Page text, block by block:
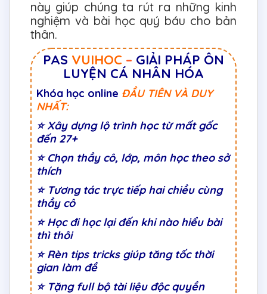
này giúp chúng ta rút ra những kinh
nghiệm và bài học quý báu cho bản
thân.
PAS VUIHOC – GIẢI PHÁP ÔN
LUYỆN CÁ NHÂN HÓA
Khóa học online ĐẦU TIÊN VÀ DUY
NHẤT:
⭐Xây dựng lộ trình học từ mất gốc
đến 27+
⭐ Chọn thầy cô, lớp, môn học theo sở
thích
⭐ Tương tác trực tiếp hai chiều cùng
thầy cô
⭐ Học đi học lại đến khi nào hiểu bài
thì thôi
⭐ Rèn tips tricks giúp tăng tốc thời
gian làm đề
⭐ Tặng full bộ tài liệu độc quyền